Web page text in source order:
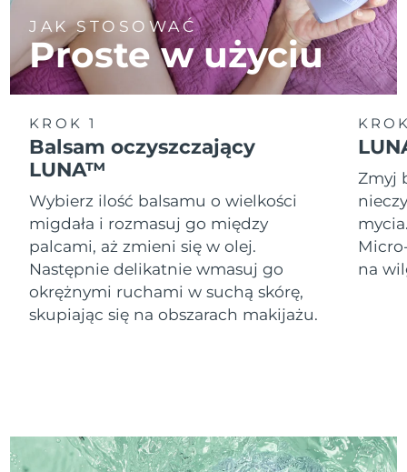
JAK STOSOWAĆ
Proste w użyciu
KROK 1
Balsam oczyszczający
LUNA™
Wybierz ilość balsamu o wielkości
migdała i rozmasuj go między
palcami, aż zmieni się w olej.
Następnie delikatnie wmasuj go
okrężnymi ruchami w suchą skórę,
skupiając się na obszarach makijażu.
Zmyj
na